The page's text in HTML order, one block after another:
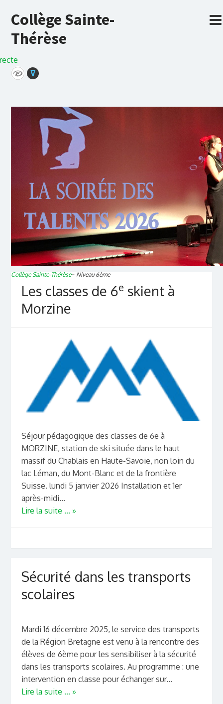
Collège Sainte-
Thérèse
⊽
Collège Sainte-Thérèse~ Niveau 6ème
Les classes de 6e skient à
Morzine
Séjour pédagogique des classes de 6e à
MORZINE, station de ski située dans le haut
massif du Chablais en Haute-Savoie, non loin du
lac Léman, du Mont-Blanc et de la frontière
Suisse. lundi 5 janvier 2026 Installation et 1er
après-midi...
Lire la suite ... »
Sécurité dans les transports
scolaires
Mardi 16 décembre 2025, le service des transports
de la Région Bretagne est venu à la rencontre des
élèves de 6ème pour les sensibiliser à la sécurité
dans les transports scolaires. Au programme : une
intervention en classe pour échanger sur...
Lire la suite ... »